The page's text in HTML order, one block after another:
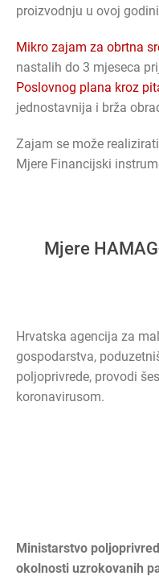
proizvodnju u ovoj
Mikro zajam za obrtna
nastalih do 3 mjeseca
Poslovnog plana kroz
jednostavnija i brža
Zajam se može
Mjere Financijski
Mjere
Hrvatska agencija za
gospodarstva,
poljoprivrede, provodi
koronavirusom.
Ministarstvo
okolnosti uzrokovanih